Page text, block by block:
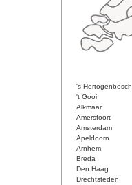
's-Hertogenbosch
't Gooi
Alkmaar
Amersfoort
Amsterdam
Apeldoorn
Arnhem
Breda
Den Haag
Drechtsteden